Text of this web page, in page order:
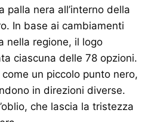
nera all’interno della
In base ai cambiamenti
nella regione, il logo
ciascuna delle 78 opzioni.
un piccolo punto nero,
in direzioni diverse.
che lascia la tristezza